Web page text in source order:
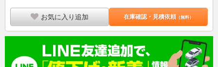
お気に入り追加 在庫確認・見積依頼（無料）